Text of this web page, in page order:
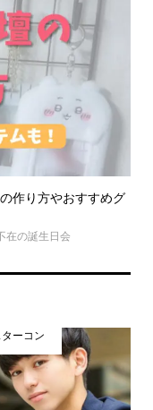
作り方やおすすめグ
在の誕生日会
ターコン